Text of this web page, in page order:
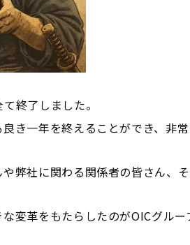
終了しました。
き一年を終えることができ、非常
弊社に関わる関係者の皆さん、
変革をもたらしたのがOICグルー